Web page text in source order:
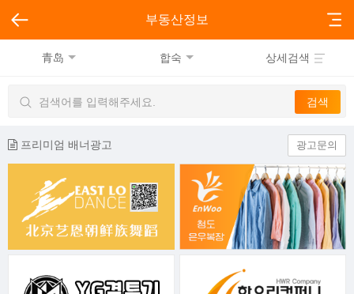
부동산정보
青岛 합숙 상세검색
프리미엄 배너광고 광고문의